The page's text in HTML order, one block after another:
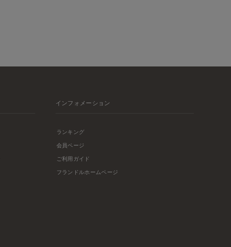
インフォメーション
ランキング
会員ページ
ご利用ガイド
フランドルホームページ